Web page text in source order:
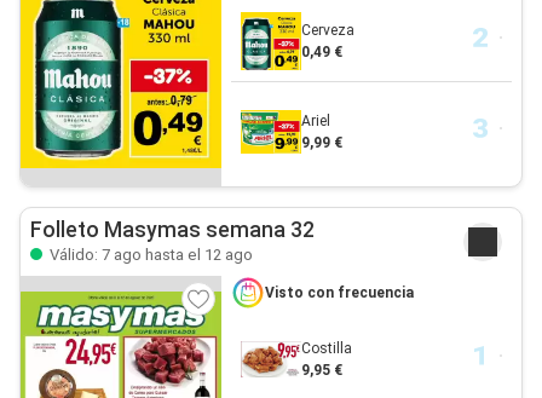
Cerveza
0,49 €
Ariel
9,99 €
Folleto Masymas semana 32
Válido: 7 ago hasta el 12 ago
Visto con frecuencia
Costilla
9,95 €